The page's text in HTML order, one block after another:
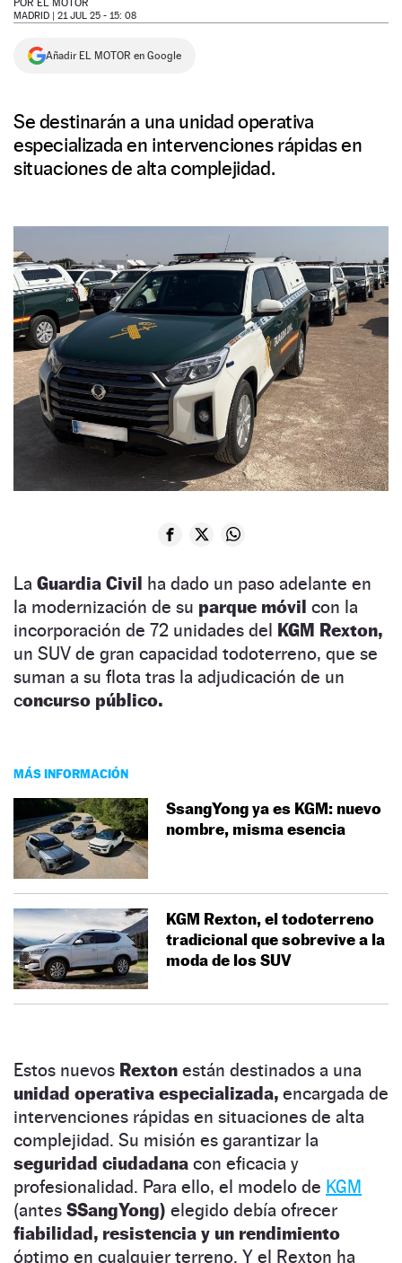
NEWSLETTER
POR EL MOTOR
MADRID | 21 JUL 25 - 15: 08
Añadir EL MOTOR en Google
Se destinarán a una unidad operativa
especializada en intervenciones rápidas en
situaciones de alta complejidad.
La Guardia Civil ha dado un paso adelante en
la modernización de su parque móvil con la
incorporación de 72 unidades del KGM Rexton,
un SUV de gran capacidad todoterreno, que se
suman a su flota tras la adjudicación de un
concurso público.
MÁS INFORMACIÓN
SsangYong ya es KGM: nuevo
nombre, misma esencia
KGM Rexton, el todoterreno
tradicional que sobrevive a la
moda de los SUV
Estos nuevos Rexton están destinados a una
unidad operativa especializada, encargada de
intervenciones rápidas en situaciones de alta
complejidad. Su misión es garantizar la
seguridad ciudadana con eficacia y
profesionalidad. Para ello, el modelo de KGM
(antes SSangYong) elegido debía ofrecer
fiabilidad, resistencia y un rendimiento
óptimo en cualquier terreno. Y el Rexton ha